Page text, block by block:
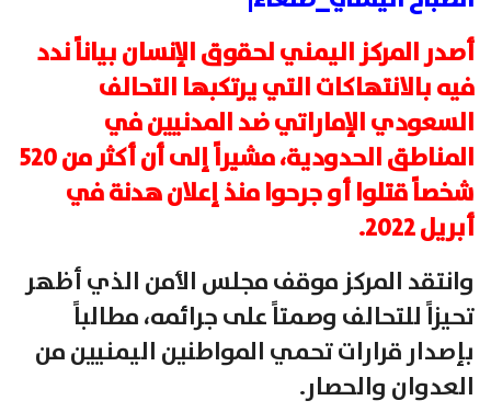
أصدر المركز اليمني لحقوق الإنسان بياناً ندد
فيه بالانتهاكات التي يرتكبها التحالف
السعودي الإماراتي ضد المدنيين في
المناطق الحدودية، مشيراً إلى أن أكثر من 520
شخصاً قتلوا أو جرحوا منذ إعلان هدنة في
أبريل 2022.
وانتقد المركز موقف مجلس الأمن الذي أظهر
تحيزاً للتحالف وصمتاً على جرائمه، مطالباً
بإصدار قرارات تحمي المواطنين اليمنيين من
العدوان والحصار.